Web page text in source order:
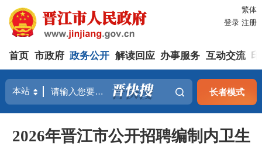
繁体
登录 注册
首页 市政府 政务公开 解读回应 办事服务 互动交流
长者模式
2026年晋江市公开招聘编制内卫生